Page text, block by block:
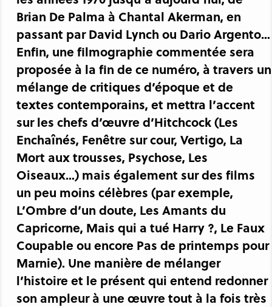
Brian De Palma à Chantal Akerman, en
passant par David Lynch ou Dario Argento…
Enfin, une filmographie commentée sera
proposée à la fin de ce numéro, à travers un
mélange de critiques d’époque et de
textes contemporains, et mettra l’accent
sur les chefs d’œuvre d’Hitchcock (Les
Enchaînés, Fenêtre sur cour, Vertigo, La
Mort aux trousses, Psychose, Les
Oiseaux…) mais également sur des films
un peu moins célèbres (par exemple,
L’Ombre d’un doute, Les Amants du
Capricorne, Mais qui a tué Harry ?, Le Faux
Coupable ou encore Pas de printemps pour
Marnie). Une manière de mélanger
l’histoire et le présent qui entend redonner
son ampleur à une œuvre tout à la fois très